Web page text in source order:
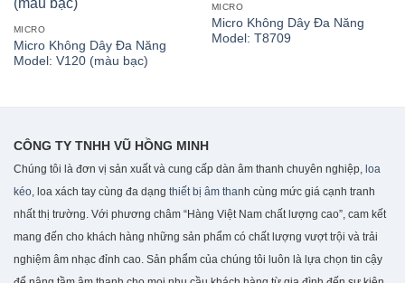
MICRO
Micro Không Dây Đa Năng
Model: V120 (màu bạc)
MICRO
Micro Không Dây Đa Năng
Model: T8709
CÔNG TY TNHH VŨ HỒNG MINH
Chúng tôi là đơn vị sản xuất và cung cấp dàn âm thanh chuyên nghiệp, loa
kéo , loa xách tay cùng đa dạng thiết bị âm thanh cùng mức giá cạnh tranh
nhất thị trường. Với phương châm “Hàng Việt Nam chất lượng cao”, cam kết
mang đến cho khách hàng những sản phẩm có chất lượng vượt trội và trải
nghiệm âm nhạc đỉnh cao. Sản phẩm của chúng tôi luôn là lựa chọn tin cậy